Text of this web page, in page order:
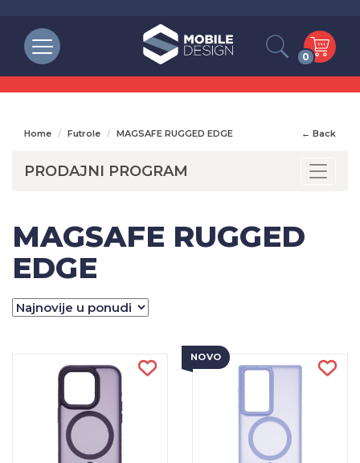
0
Home Futrole MAGSAFE RUGGED EDGE ← Back
PRODAJNI PROGRAM
MAGSAFE RUGGED
EDGE
NOVO